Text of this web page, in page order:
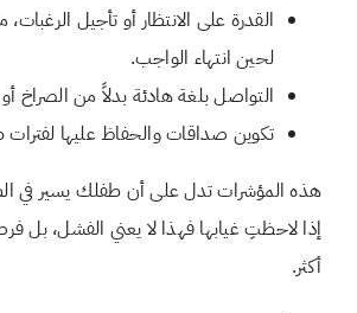
القدرة على الانتظار أو تأجيل
لحين انتهاء الواجب.
التواصل بلغة هادئة بدلاً من الصراخ أو
تكوين صداقات والحفاظ عليها لفترات
هذه المؤشرات تدل على أن طفلك يسير في
إذا لاحظتِ غيابها فهذا لا يعني الفشل، بل
أكثر.